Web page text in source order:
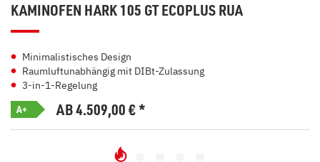
KAMINOFEN HARK 105 GT ECOPLUS RUA
Minimalistisches Design
Raumluftunabhängig mit DIBt-Zulassung
3-in-1-Regelung
A+ AB 4.509,00€*